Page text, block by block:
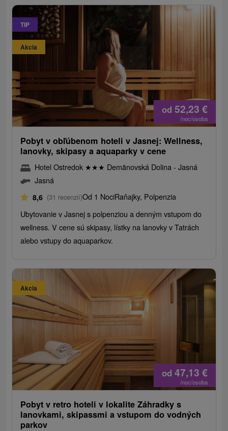
TIP
Akcia
od 52,23 €
/noc/osoba
Pobyt v obľúbenom hoteli v Jasnej: Wellness,
lanovky, skipasy a aquaparky v cene
Hotel Ostredok ★★★ Demänovská Dolina - Jasná
Jasná
8,6 (31 recenzií)Od 1 NociRaňajky, Polpenzia
Ubytovanie v Jasnej s polpenziou a denným vstupom do
wellness. V cene sú skipasy, lístky na lanovky v Tatrách
alebo vstupy do aquaparkov.
Akcia
od 47,13 €
/noc/osoba
Pobyt v retro hoteli v lokalite Záhradky s
lanovkami, skipassmi a vstupom do vodných
parkov